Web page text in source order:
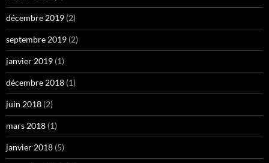
décembre 2019 (2)
septembre 2019 (2)
janvier 2019 (1)
décembre 2018 (1)
juin 2018 (2)
mars 2018 (1)
janvier 2018 (5)